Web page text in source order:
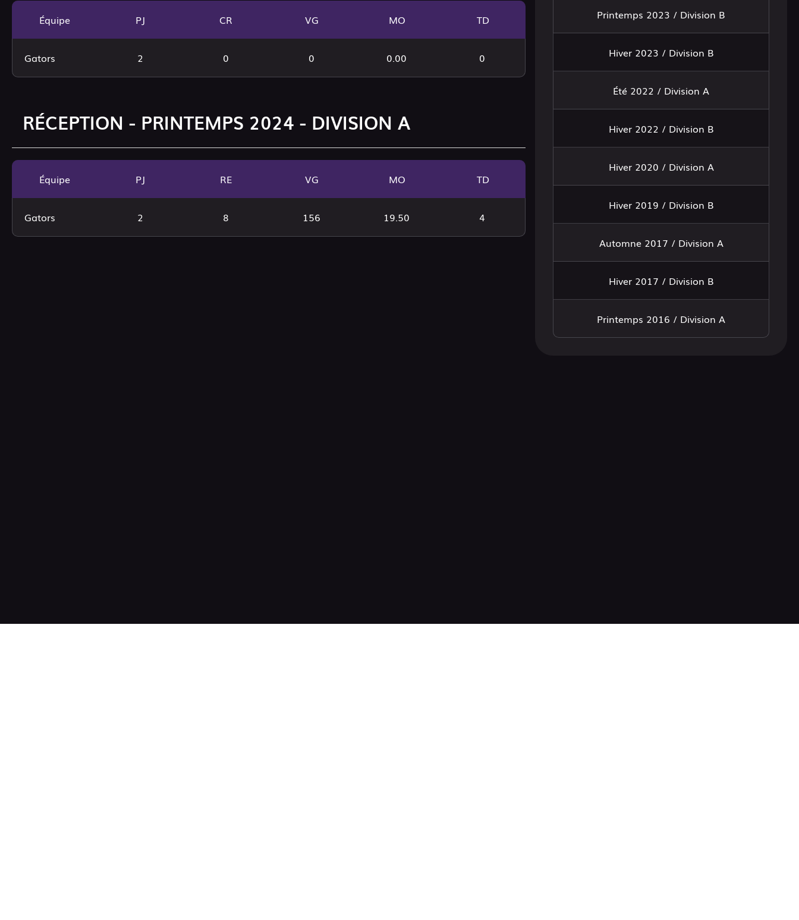
Équipe PJ CR VG MO TD
Gators 2 0 0 0.00 0
RÉCEPTION - PRINTEMPS 2024 - DIVISION A
Équipe PJ RE VG MO TD
Gators 2 8 156 19.50 4
Printemps 2023 / Division B
Hiver 2023 / Division B
Été 2022 / Division A
Hiver 2022 / Division B
Hiver 2020 / Division A
Hiver 2019 / Division B
Automne 2017 / Division A
Hiver 2017 / Division B
Printemps 2016 / Division A